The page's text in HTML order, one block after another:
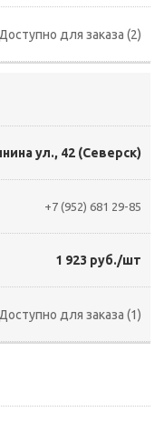
Доступно для заказа (2)
ул., 42 (Северск)
+7 (952) 681 29-85
1 923 руб./шт
Доступно для заказа (1)